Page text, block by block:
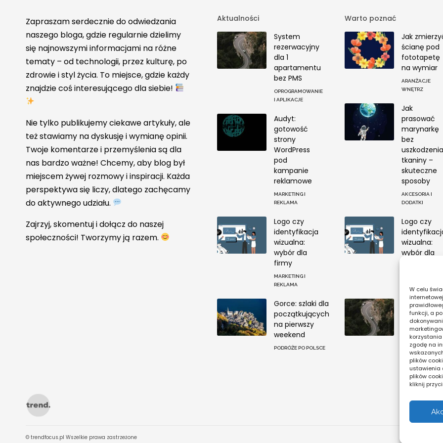
W celu
funkcji, a
zgodę na
plików
ustawienia
plików
kliknij
Zapraszam serdecznie do odwiedzania
naszego bloga, gdzie regularnie dzielimy
się najnowszymi informacjami na różne
tematy – od technologii, przez kulturę, po
zdrowie i styl życia. To miejsce, gdzie każdy
znajdzie coś interesującego dla siebie!
Nie tylko publikujemy ciekawe artykuły, ale
też stawiamy na dyskusję i wymianę opinii.
Twoje komentarze i przemyślenia są dla
nas bardzo ważne! Chcemy, aby blog był
miejscem żywej rozmowy i inspiracji. Każda
perspektywa się liczy, dlatego zachęcamy
do aktywnego udziału.
Zajrzyj, skomentuj i dołącz do naszej
społeczności! Tworzymy ją razem.
Aktualności
System
rezerwacyjny
dla 1
apartamentu
bez PMS
OPROGRAMOWANIE
I APLIKACJE
Audyt:
gotowość
strony
WordPress
pod
kampanie
reklamowe
MARKETING I
REKLAMA
Logo czy
identyfikacja
wizualna:
wybór dla
firmy
MARKETING I
REKLAMA
Gorce: szlaki dla
początkujących
na pierwszy
weekend
PODRÓŻE PO POLSCE
Warto poznać
Jak
ścianę pod
fototapetę
na wymiar
ARANŻACJE
WNĘTRZ
Jak
prasować
marynarkę
bez
uszkodzenia
tkaniny –
skuteczne
sposoby
AKCESORIA I
DODATKI
Logo czy
wizualna:
wybór dla
System
dla 1
bez PMS
I APLIKACJE
© trendfocus.pl Wszelkie prawa zastrzeżone